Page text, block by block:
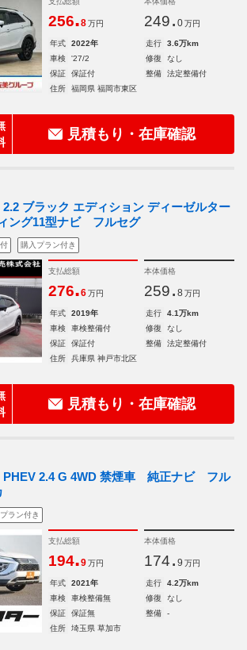
256.8 万円 249. 0 万円
年式 2022年 走行
3.6万km
車検
'27/2 修復
なし
保証
保証付 整備
法定整備付
住所
福岡県 福岡市東区
見積もり・在庫確認
ブラック エディション ディーゼルター
ング11型ナビ フルセグ
購入プラン付き
支払総額
276.6 万円
本体価格
259. 8 万円
年式 2019年 走行
4.1万km
車検
車検整備付 修復
なし
保証
保証付 整備
法定整備付
住所
兵庫県 神戸市北区
見積もり・在庫確認
PHEV 2.4 G 4WD 禁煙車 純正ナビ フル
ラン付き
支払総額
194.9 万円
本体価格
174. 9 万円
年式 2021年 走行
4.2万km
車検
車検整備無 修復
なし
保証
保証無 整備
-
住所
埼玉県 草加市